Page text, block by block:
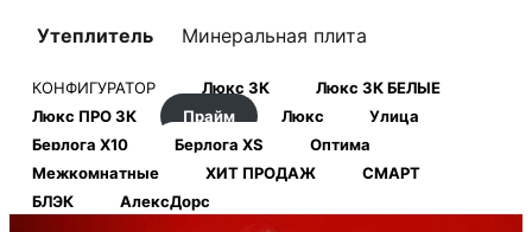
Утеплитель Минеральная плита
КОНФИГУРАТОР Люкс 3К
Люкс 3К БЕЛЫЕ
Люкс ПРО 3К
Прайм Люкс
Улица
Берлога Х10
Берлога XS
Оптима
Межкомнатные
ХИТ ПРОДАЖ
СМАРТ
БЛЭК
АлексДорс